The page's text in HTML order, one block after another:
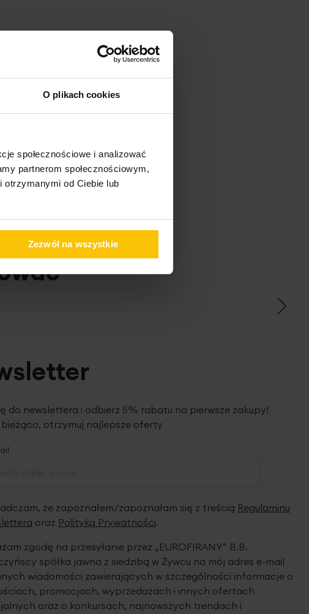
O plikach cookies
społecznościowe i analizować
partnerom społecznościowym,
otrzymanymi od Ciebie lub
Zezwól na wszystkie
do newslettera i odbierz 5% rabatu na pierwsze zakupy!
bieżąco, otrzymuj najlepsze oferty
że zapoznałem/zapoznałam się z treścią Regulaminu
oraz Polityką Prywatności.
zgodę na przesyłanie przez „EUROFIRANY” B.B.
spółka jawna z siedzibą w Żywcu na mój adres e-mail
wiadomości zawierających w szczególności informacje o
promocjach, wyprzedażach i innych ofertach
oraz o konkursach, najnowszych trendach i